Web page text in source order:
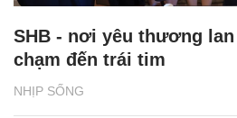
NHỊP SỐNG
SHB - nơi yêu thương
chạm đến trái tim